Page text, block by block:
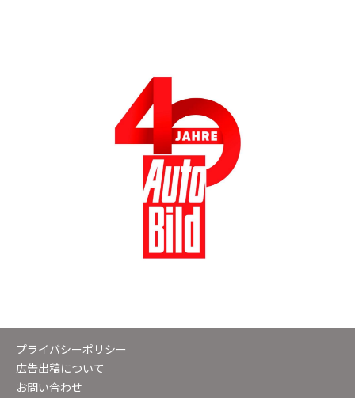
プライバシーポリシー
広告出稿について
お問い合わせ